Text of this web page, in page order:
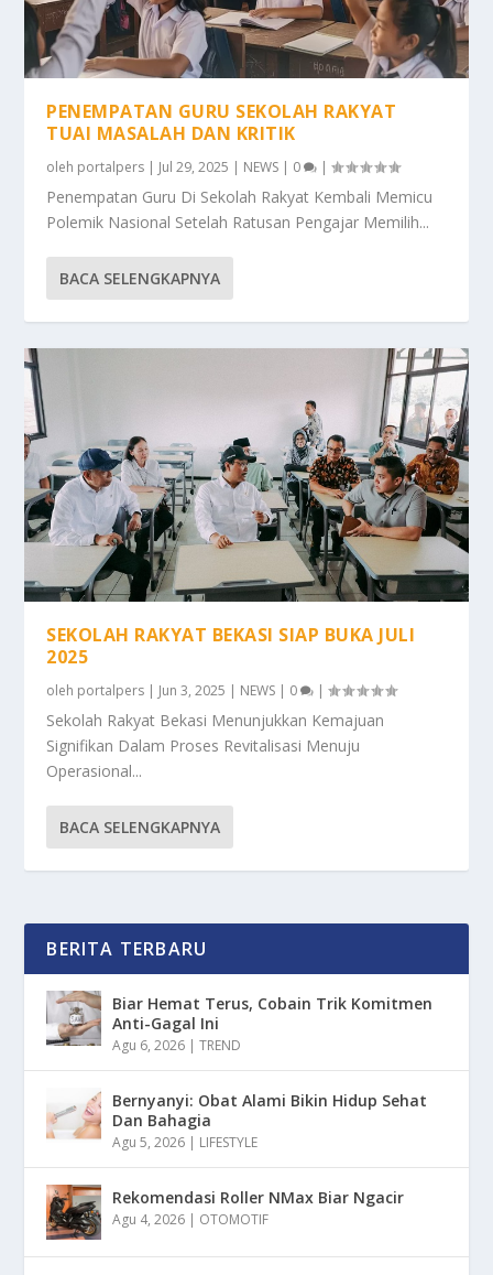
PENEMPATAN GURU SEKOLAH RAKYAT
TUAI MASALAH DAN KRITIK
oleh portalpers | Jul 29, 2025 | NEWS | 0 |
Penempatan Guru Di Sekolah Rakyat Kembali Memicu
Polemik Nasional Setelah Ratusan Pengajar Memilih...
BACA SELENGKAPNYA
SEKOLAH RAKYAT BEKASI SIAP BUKA JULI
2025
oleh portalpers | Jun 3, 2025 | NEWS | 0 |
Sekolah Rakyat Bekasi Menunjukkan Kemajuan
Signifikan Dalam Proses Revitalisasi Menuju
Operasional...
BACA SELENGKAPNYA
BERITA TERBARU
Biar Hemat Terus, Cobain Trik Komitmen
Anti-Gagal Ini
Agu 6, 2026 |TREND
Bernyanyi: Obat Alami Bikin Hidup Sehat
Dan Bahagia
Agu 5, 2026 | LIFESTYLE
Rekomendasi Roller NMax Biar Ngacir
Agu 4, 2026 | OTOMOTIF